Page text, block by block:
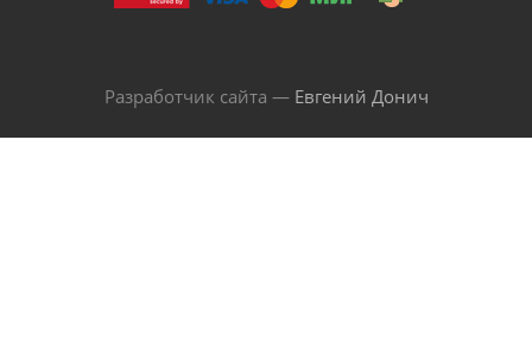
Разработчик сайта — Евгений Донич